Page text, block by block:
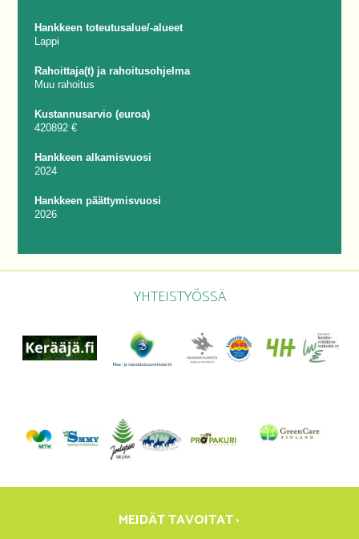
Hankkeen toteutusalue/-alueet
Lappi
Rahoittaja(t) ja rahoitusohjelma
Muu rahoitus
Kustannusarvio (euroa)
420892 €
Hankkeen alkamisvuosi
2024
Hankkeen päättymisvuosi
2026
YHTEISTYÖSSÄ
MEIDÄT TAVOITAT ›